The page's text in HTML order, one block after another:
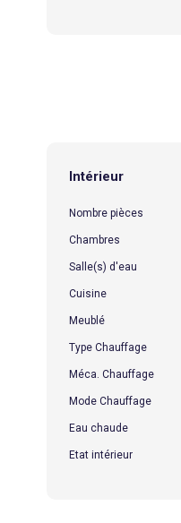
Intérieur
Nombre pièces
Chambres
Salle(s) d'eau
Cuisine
Meublé
Type Chauffage
Méca. Chauffage
Mode Chauffage
Eau chaude
Etat intérieur